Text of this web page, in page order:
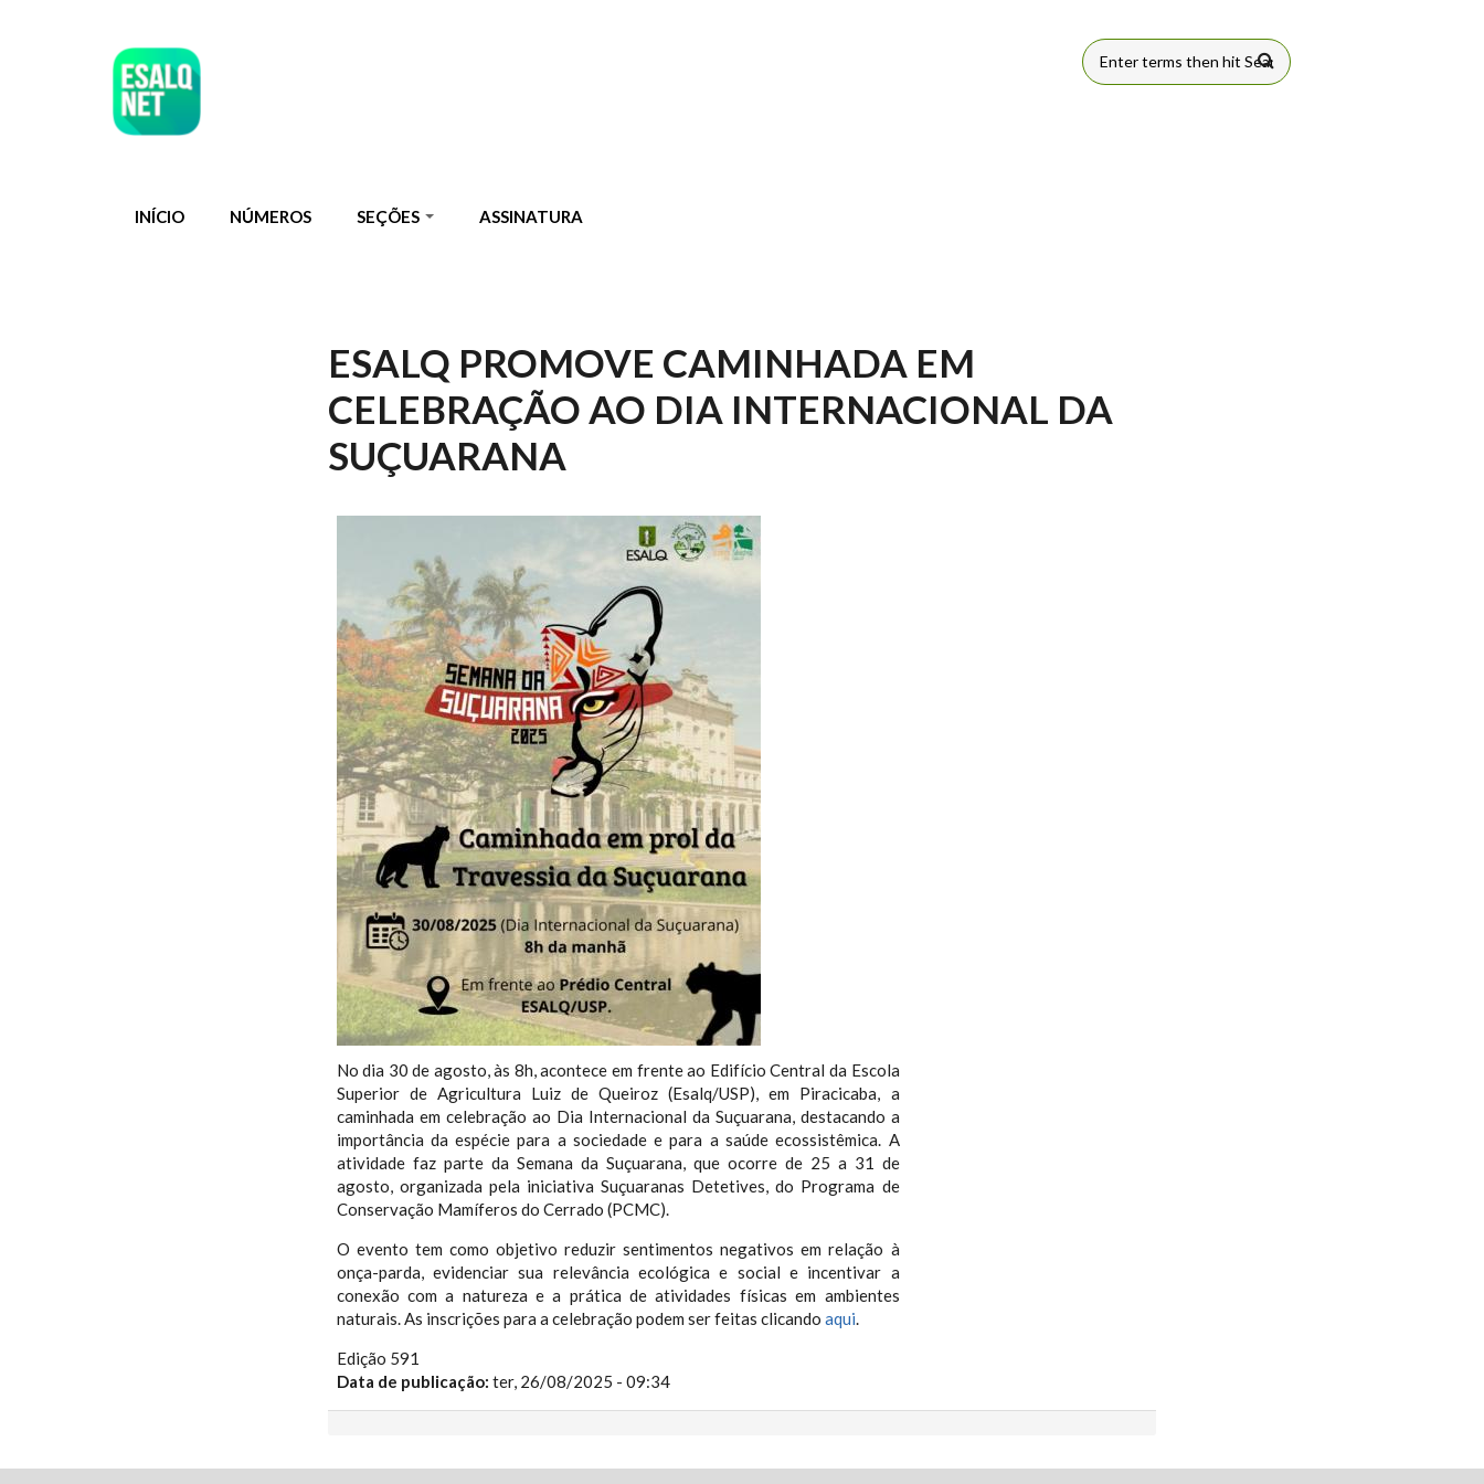
FORMULÁRIO
INÍCIO NÚMEROS SEÇÕES ASSINATURA
ESALQ PROMOVE CAMINHADA EM
CELEBRAÇÃO AO DIA INTERNACIONAL DA
SUÇUARANA
No dia 30 de agosto, às 8h, acontece em frente ao Edifício Central da Escola
Superior de Agricultura Luiz de Queiroz (Esalq/USP), em Piracicaba, a
caminhada em celebração ao Dia Internacional da Suçuarana, destacando a
importância da espécie para a sociedade e para a saúde ecossistêmica. A
atividade faz parte da Semana da Suçuarana, que ocorre de 25 a 31 de
agosto, organizada pela iniciativa Suçuaranas Detetives, do Programa de
Conservação Mamíferos do Cerrado (PCMC).
O evento tem como objetivo reduzir sentimentos negativos em relação à
onça-parda, evidenciar sua relevância ecológica e social e incentivar a
conexão com a natureza e a prática de atividades físicas em ambientes
naturais. As inscrições para a celebração podem ser feitas clicando aqui.
Edição 591
Data de publicação: ter, 26/08/2025 - 09:34